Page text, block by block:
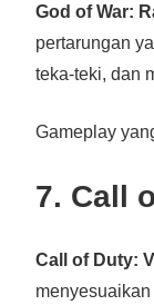
God of War:
pertarungan
teka-teki, dan
Gameplay
7. Call
Call of Duty: